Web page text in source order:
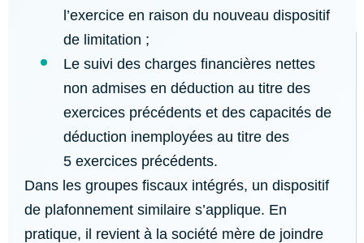
l’exercice en raison du nouveau dispositif
de limitation ;
Le suivi des charges financières nettes
non admises en déduction au titre des
exercices précédents et des capacités de
déduction inemployées au titre des
5 exercices précédents.
Dans les groupes fiscaux intégrés, un dispositif
de plafonnement similaire s’applique. En
pratique, il revient à la société mère de joindre